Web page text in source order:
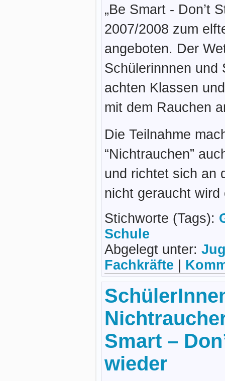
„Be Smart - Don’t
2007/2008 zum
angeboten. Der
Schülerinnnen und
achten Klassen
mit dem Rauchen
Die Teilnahme
“Nichtrauchen”
und richtet sich an
nicht geraucht
Stichworte (Tags):
Schule
Abgelegt unter:
Fachkräfte
Smart –
wieder